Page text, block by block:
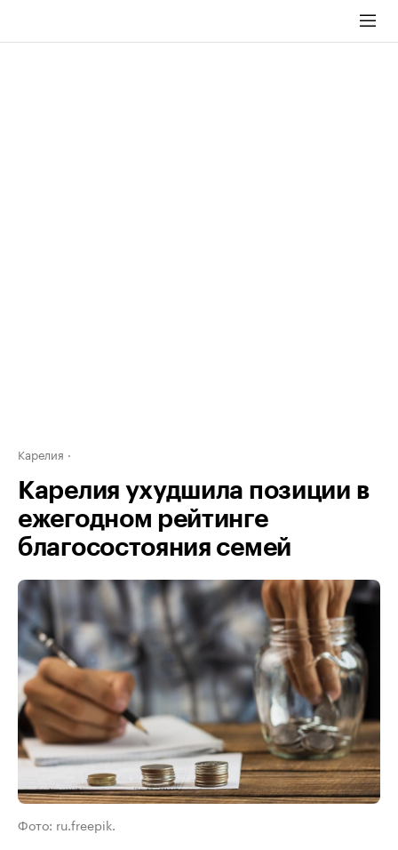
Карелия
Карелия ухудшила позиции в
ежегодном рейтинге
благосостояния семей
Фото: ru.freepik.